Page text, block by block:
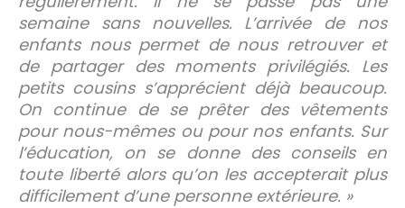
semaine sans nouvelles. L’arrivée de nos
enfants nous permet de nous retrouver et
de partager des moments privilégiés. Les
petits cousins s’apprécient déjà beaucoup.
On continue de se prêter des vêtements
pour nous-mêmes ou pour nos enfants. Sur
l’éducation, on se donne des conseils en
toute liberté alors qu’on les accepterait plus
difficilement d’une personne extérieure. »